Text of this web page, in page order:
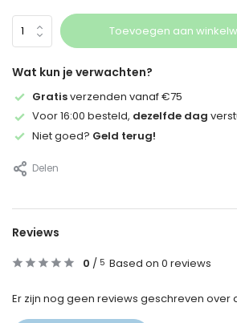
Toevoegen aan
Wat kun je verwachten?
Gratisverzenden vanaf €75
Voor 16:00 besteld, dezelfde dag
Niet goed? Geld terug!
Delen
Reviews
0 / 5 Based on 0 reviews
Er zijn nog geen reviews geschreven over